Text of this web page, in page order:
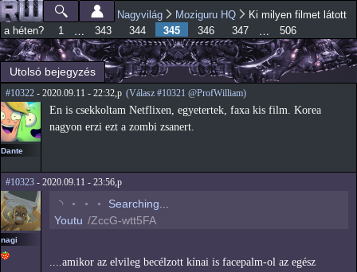
Ugrás a
tartalomra
Főmenü
Jelenlegi hely
Nagyvilág Moziguru HQ
Ki milyen filmet látott
a héten?
1 … 343 344 345 346 347 … 506
Utolsó bejegyzés
#10322 - 2020.09.11 - 22:32,p (Válasz #10321 @ProfWilliam)
Dante
En is csekkoltam Netflixen, egyetertek, faxa kis film. Korea
nagyon erzi ezt a zombi zsanert.
#10323 - 2020.09.11 - 23:56,p
nagi
◟ ◦ ◦ ◦
Searching...
Youtu /ZccG-wtt5FA
....amikor az elvileg becélzott kínai is facepalm-ol az egész